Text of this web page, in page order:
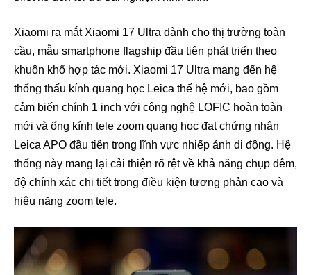
Xiaomi ra mắt Xiaomi 17 Ultra dành cho thị trường toàn
cầu, mẫu smartphone flagship đầu tiên phát triển theo
khuôn khổ hợp tác mới. Xiaomi 17 Ultra mang đến hệ
thống thấu kính quang học Leica thế hệ mới, bao gồm
cảm biến chính 1 inch với công nghệ LOFIC hoàn toàn
mới và ống kính tele zoom quang học đạt chứng nhận
Leica APO đầu tiên trong lĩnh vực nhiếp ảnh di động. Hệ
thống này mang lại cải thiện rõ rệt về khả năng chụp đêm,
độ chính xác chi tiết trong điều kiện tương phản cao và
hiệu năng zoom tele.